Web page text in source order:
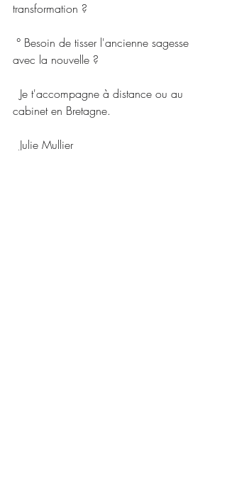
transformation ?
° Besoin de tisser l'ancienne sagesse
avec la nouvelle ?
cabinet en Bretagne.
  Julie Mullier